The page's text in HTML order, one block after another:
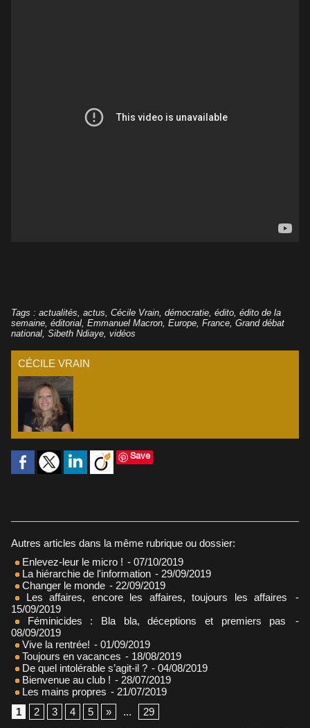
Tags : actualités actus Cécile Vrain démocratie édito édito de la
semaine éditorial Emmanuel Macron Europe France Grand débat
national Sibeth Ndiaye vidéos
CÉCILE VRAIN
Save
Autres articles dans la même rubrique ou dossier:
Enlevez-leur le micro ! - 07/10/2019
La hiérarchie de l'information - 29/09/2019
Changer le monde - 22/09/2019
Les affaires, encore les affaires, toujours les affaires
-
15/09/2019
Féminicides : Bla bla, déceptions et premiers pas
-
08/09/2019
Vive la rentrée! - 01/09/2019
Toujours en vacances - 18/08/2019
De quel intolérable s’agit-il ? - 04/08/2019
Bienvenue au club ! - 28/07/2019
Les mains propres - 21/07/2019
1
2 3 4 5 » ... 29